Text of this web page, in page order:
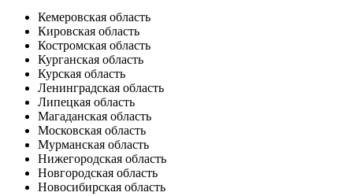
Кемеровская область
Кировская область
Костромская область
Курганская область
Курская область
Ленинградская область
Липецкая область
Магаданская область
Московская область
Мурманская область
Нижегородская область
Новгородская область
Новосибирская область